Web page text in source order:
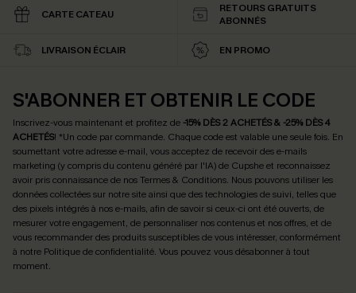
CARTE CATEAU
RETOURS GRATUITS
ABONNÉS
LIVRAISON ÉCLAIR EN PROMO
S'ABONNER ET OBTENIR LE CODE
Inscrivez-vous maintenant et profitez de -15% DÈS 2 ACHETÉS & -25% DÈS 4
ACHETÉS! *Un code par commande. Chaque code est valable une seule fois. En
soumettant votre adresse e-mail, vous acceptez de recevoir des e-mails
marketing (y compris du contenu généré par l'IA) de Cupshe et reconnaissez
avoir pris connaissance de nosTermes & Conditions. Nous pouvons utiliser les
données collectées sur notre site ainsi que des technologies de suivi, telles que
des pixels intégrés à nos e-mails, afin de savoir si ceux-ci ont été ouverts, de
mesurer votre engagement, de personnaliser nos contenus et nos offres, et de
vous recommander des produits susceptibles de vous intéresser, conformément
à notre Politique de confidentialité. Vous pouvez vous désabonner à tout
moment.